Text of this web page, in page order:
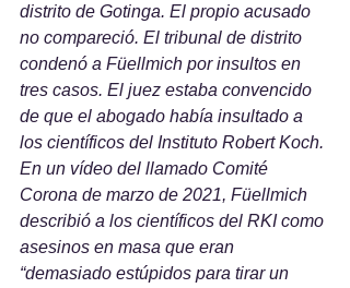
distrito de Gotinga. El propio acusado
no compareció. El tribunal de distrito
condenó a Füellmich por insultos en
tres casos. El juez estaba convencido
de que el abogado había insultado a
los científicos del Instituto Robert Koch.
En un vídeo del llamado Comité
Corona de marzo de 2021, Füellmich
describió a los científicos del RKI como
asesinos en masa que eran
“demasiado estúpidos para tirar un